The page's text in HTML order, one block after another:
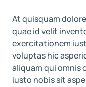
At quisquam
quae id velit
exercitationem
voluptas hic
aliquam qui omnis
iusto nobis sit